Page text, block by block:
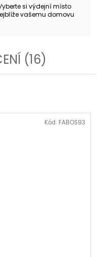
si výdejní místo
vašemu domovu
(16)
Kód: FABOS93